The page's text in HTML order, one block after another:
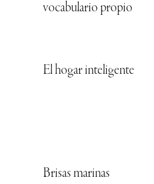
vocabulario propio
El hogar inteligente
Brisas marinas